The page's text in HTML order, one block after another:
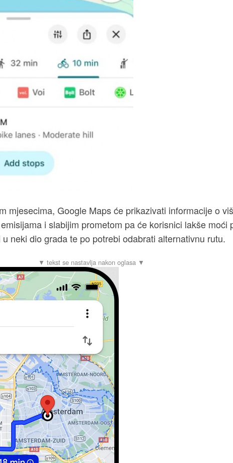
mjesecima, Google Maps će prikazivati informacije o
i slabijim prometom pa će korisnici lakše moći
neki dio grada te po potrebi odabrati alternativnu rutu.